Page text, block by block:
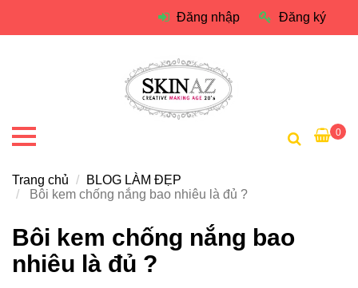
Bôi kem chống nắng bao
nhiêu là đủ ?
Đăng nhập Đăng ký
0
Trang chủ
BLOG LÀM ĐẸP
Bôi kem chống nắng bao nhiêu là đủ ?